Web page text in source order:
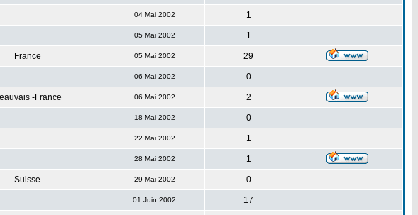
04 Mai 2002 1
05 Mai 2002 1
France 05 Mai 2002 29
06 Mai 2002 0
-France 06 Mai 2002 2
18 Mai 2002 0
22 Mai 2002 1
28 Mai 2002 1
Suisse 29 Mai 2002 0
01 Juin 2002 17